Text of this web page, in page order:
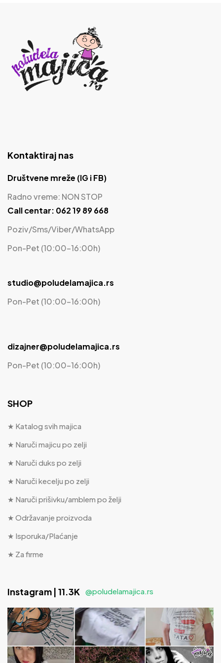
Kontaktiraj nas
Društvene mreže (IG i FB)
Radno vreme: NON STOP
Call centar: 062 19 89 668
Poziv/Sms/Viber/WhatsApp
Pon-Pet (10:00-16:00h)
studio@poludelamajica.rs
Pon-Pet (10:00-16:00h)
dizajner@poludelamajica.rs
Pon-Pet (10:00-16:00h)
SHOP
★ Katalog svih majica
★ Naruči majicu po zelji
★ Naruči duks po zelji
★ Naruči kecelju po zelji
★ Naruči prišivku/amblem po želji
★ Održavanje proizvoda
★ Isporuka/Plaćanje
★ Za firme
Instagram | 11.3K @poludelamajica.rs